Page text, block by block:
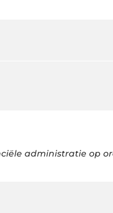
administratie op